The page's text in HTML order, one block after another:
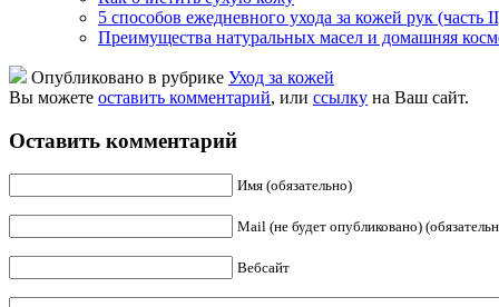
5 способов ежедневного ухода за кожей рук (часть
Преимущества натуральных масел и домашняя
Опубликовано в рубрике Уход за кожей
Вы можете оставить комментарий, или ссылку на Ваш сайт.
Оставить комментарий
Имя (обязательно)
Mail (не будет опубликовано)
Вебсайт